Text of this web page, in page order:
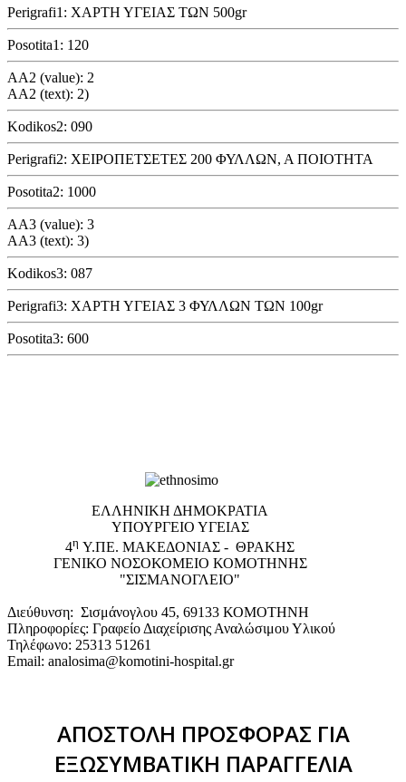
Perigrafi1: ΧΑΡΤΗ ΥΓΕΙΑΣ ΤΩΝ 500gr
Posotita1: 120
AA2 (value): 2
AA2 (text): 2)
Kodikos2: 090
Perigrafi2: ΧΕΙΡΟΠΕΤΣΕΤΕΣ 200 ΦΥΛΛΩΝ, Α ΠΟΙΟΤΗΤΑ
Posotita2: 1000
AA3 (value): 3
AA3 (text): 3)
Kodikos3: 087
Perigrafi3: ΧΑΡΤΗ ΥΓΕΙΑΣ 3 ΦΥΛΛΩΝ ΤΩΝ 100gr
Posotita3: 600
EΛΛΗΝΙΚΗ ΔΗΜΟΚΡΑΤΙΑ
ΥΠΟΥΡΓΕΙΟ ΥΓΕΙΑΣ
4η Υ.ΠΕ. ΜΑΚΕΔΟΝΙΑΣ - ΘΡΑΚΗΣ
ΓΕΝΙΚΟ NΟΣΟΚΟΜΕΙΟ ΚΟΜΟΤΗΝΗΣ
"ΣΙΣΜΑΝΟΓΛΕΙΟ"
Διεύθυνση: Σισμάνογλου 45, 69133 ΚΟΜΟΤΗΝΗ
Πληροφορίες: Γραφείο Διαχείρισης Αναλώσιμου Υλικού
Τηλέφωνο: 25313 51261
Email: analosima@komotini-hospital.gr
ΑΠΟΣΤΟΛΗ ΠΡΟΣΦΟΡΑΣ ΓΙΑ
ΕΞΩΣΥΜΒΑΤΙΚΗ ΠΑΡΑΓΓΕΛΙΑ